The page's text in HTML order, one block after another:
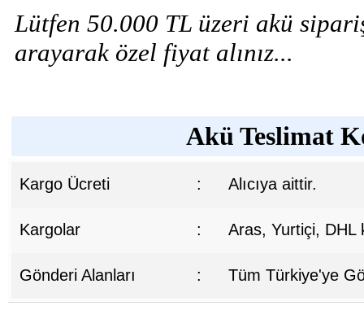
Lütfen 50.000 TL üzeri akü
arayarak özel fiyat alınız...
Akü Teslimat
Kargo Ücreti : Alıcıya aittir.
Kargolar : Aras, Yurtiçi, DHL
Gönderi Alanları : Tüm Türkiye'ye